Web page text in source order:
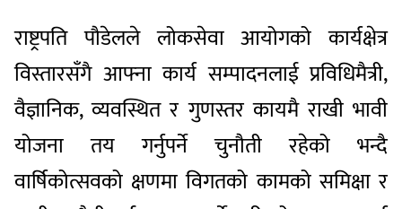
राष्ट्रपति पौडेलले लोकसेवा आयोगको कार्यक्षेत्र
विस्तारसँगै आफ्ना कार्य सम्पादनलाई प्रविधिमैत्री,
वैज्ञानिक, व्यवस्थित र गुणस्तर कायमै राखी भावी
योजना तय गर्नुपर्ने चुनौती रहेको भन्दै
वार्षिकोत्सवको क्षणमा विगतको कामको समिक्षा र